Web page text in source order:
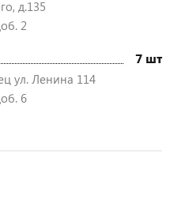
д.135
2
7 шт
ул. Ленина 114
6